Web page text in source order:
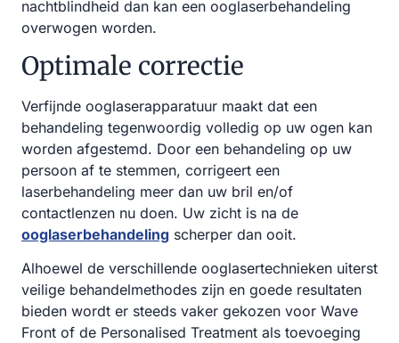
nachtblindheid dan kan een ooglaserbehandeling
overwogen worden.
Optimale correctie
Verfijnde ooglaserapparatuur maakt dat een
behandeling tegenwoordig volledig op uw ogen kan
worden afgestemd. Door een behandeling op uw
persoon af te stemmen, corrigeert een
laserbehandeling meer dan uw bril en/of
contactlenzen nu doen. Uw zicht is na de
ooglaserbehandeling scherper dan ooit.
Alhoewel de verschillende ooglasertechnieken uiterst
veilige behandelmethodes zijn en goede resultaten
bieden wordt er steeds vaker gekozen voor Wave
Front of de Personalised Treatment als toevoeging